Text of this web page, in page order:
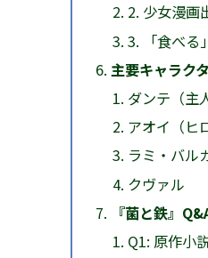
2. 少女漫画
3. 「食べる
主要キャラク
ダンテ（主
アオイ（ヒ
ラミ・バル
クヴァル
『菌と鉄』
Q1: 原作小